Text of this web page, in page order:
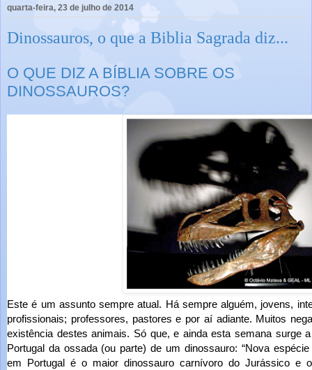
quarta-feira, 23 de julho de 2014
Dinossauros, o que a Biblia Sagrada diz...
O QUE DIZ A BÍBLIA SOBRE OS
DINOSSAUROS?
Este é um assunto sempre atual. Há sempre alguém, jovens,
profissionais; professores, pastores e por aí adiante. Muitos
existência destes animais. Só que, e ainda esta semana surge
Portugal da ossada (ou parte) de um dinossauro: “Nova
em Portugal é o maior dinossauro carnívoro do Jurássico e